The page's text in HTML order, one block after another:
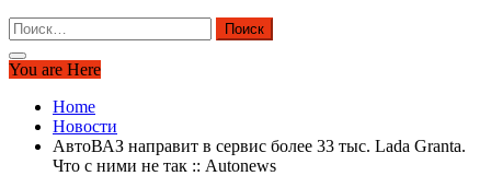
Найти:
You are Here
Home
Новости
АвтоВАЗ направит в сервис более 33 тыс. Lada Granta.
Что с ними не так :: Autonews